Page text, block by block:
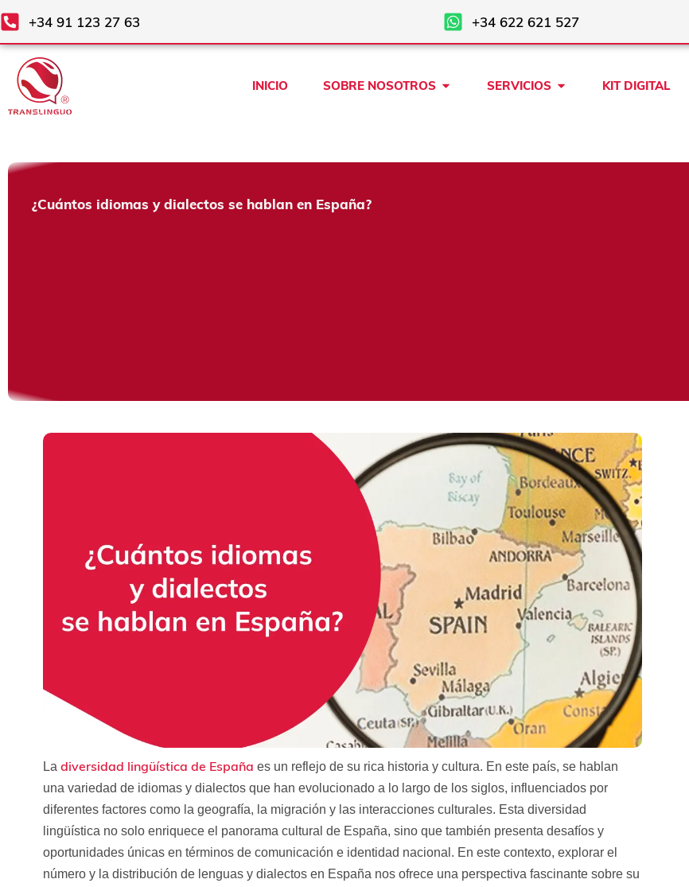
Ir
al
contenido
+34 91 123 27 63 +34 622 621 527
INICIO SOBRE NOSOTROS Open SOBRE NOSOTROS
SERVICIOS Open SERVICIOS
KIT DIGITAL
¿Cuántos idiomas y dialectos se hablan en España?
La diversidad lingüística de España es un reflejo de su rica historia y cultura. En este país, se hablan
una variedad de idiomas y dialectos que han evolucionado a lo largo de los siglos, influenciados por
diferentes factores como la geografía, la migración y las interacciones culturales. Esta diversidad
lingüística no solo enriquece el panorama cultural de España, sino que también presenta desafíos y
oportunidades únicas en términos de comunicación e identidad nacional. En este contexto, explorar el
número y la distribución de lenguas y dialectos en España nos ofrece una perspectiva fascinante sobre su